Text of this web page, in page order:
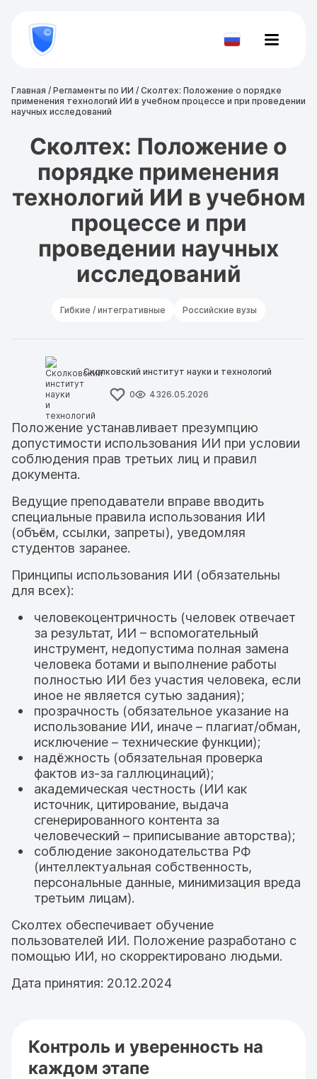
800
777-
81-Проверить
Главная / Регламенты по ИИ / Сколтех: Положение о порядке
применения технологий ИИ в учебном процессе и при проведении
научных исследований
Сколтех: Положение о
порядке применения
технологий ИИ в учебном
процессе и при
проведении научных
исследований
Гибкие / интегративные Российские вузы
Сколковский институт науки и технологий
0 4326.05.2026
Положение устанавливает презумпцию
допустимости использования ИИ при условии
соблюдения прав третьих лиц и правил
документа.
Ведущие преподаватели вправе вводить
специальные правила использования ИИ
(объём, ссылки, запреты), уведомляя
студентов заранее.
Принципы использования ИИ (обязательны
для всех):
человекоцентричность (человек отвечает
за результат, ИИ – вспомогательный
инструмент, недопустима полная замена
человека ботами и выполнение работы
полностью ИИ без участия человека, если
иное не является сутью задания);
прозрачность (обязательное указание на
использование ИИ, иначе – плагиат/обман,
исключение – технические функции);
надёжность (обязательная проверка
фактов из-за галлюцинаций);
академическая честность (ИИ как
источник, цитирование, выдача
сгенерированного контента за
человеческий – приписывание авторства);
соблюдение законодательства РФ
(интеллектуальная собственность,
персональные данные, минимизация вреда
третьим лицам).
Сколтех обеспечивает обучение
пользователей ИИ. Положение разработано с
помощью ИИ, но скорректировано людьми.
Дата принятия: 20.12.2024
Контроль и уверенность на
каждом этапе